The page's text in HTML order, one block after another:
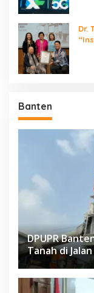
Dr.
Banten
DPUPR
Tanah di